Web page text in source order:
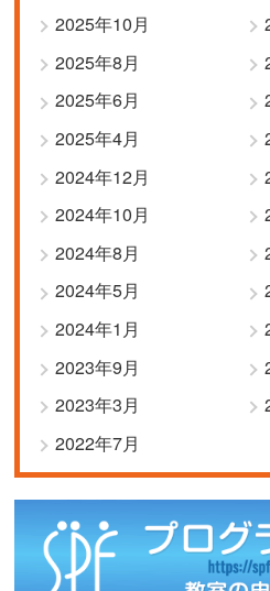
2025年10月
2025年8月
2025年6月
2025年4月
2024年12月
2024年10月
2024年8月
2024年5月
2024年1月
2023年9月
2023年3月
2022年7月